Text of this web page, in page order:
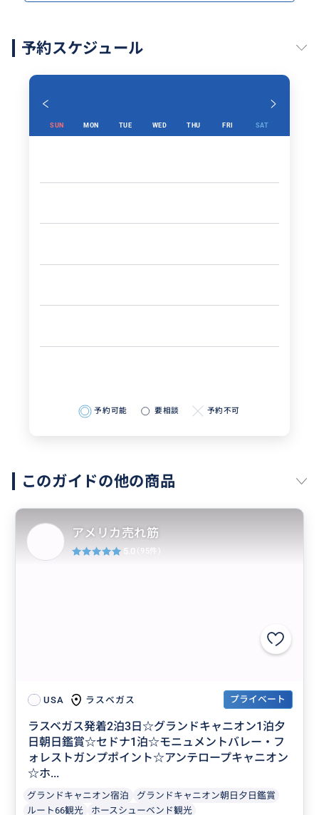
予約スケジュール
SUN MON TUE WED THU FRI SAT
予約可能 要相談 予約不可
このガイドの他の商品
USA ラスベガス プライベート
ラスベガス発着2泊3日☆グランドキャニオン1泊夕
日朝日鑑賞☆セドナ1泊☆モニュメントバレー・フ
ォレストガンプポイント☆アンテロープキャニオン
☆ホ...
グランドキャニオン宿泊
グランドキャニオン朝日夕日鑑賞
ルート66観光
ホースシューベンド観光
アメリカ売れ筋
5.0 (95件)